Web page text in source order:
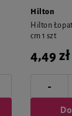
Hilton
Hilton
cm 1 szt
4,49 zł
-